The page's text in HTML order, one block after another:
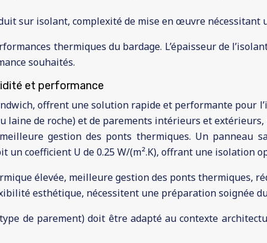
sur isolant, complexité de mise en œuvre nécessitant
thermiques du bardage. L’épaisseur de
souhaités.
et performance
offrent une solution rapide et performante pour
laine de roche) et de parements intérieurs et
gestion des ponts thermiques. Un panneau
un coefficient U de 0.25 W/(m².K), offrant une isolation
élevée, meilleure gestion des ponts thermiques,
esthétique, nécessitent une préparation soignée
de parement) doit être adapté au contexte